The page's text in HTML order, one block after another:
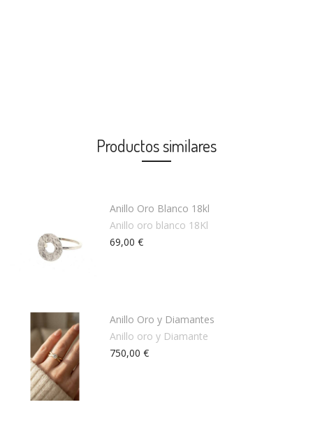
Productos similares
Anillo Oro Blanco 18kl
Anillo oro blanco 18Kl
69,00 €
Anillo Oro y Diamantes
Anillo oro y Diamante
750,00 €